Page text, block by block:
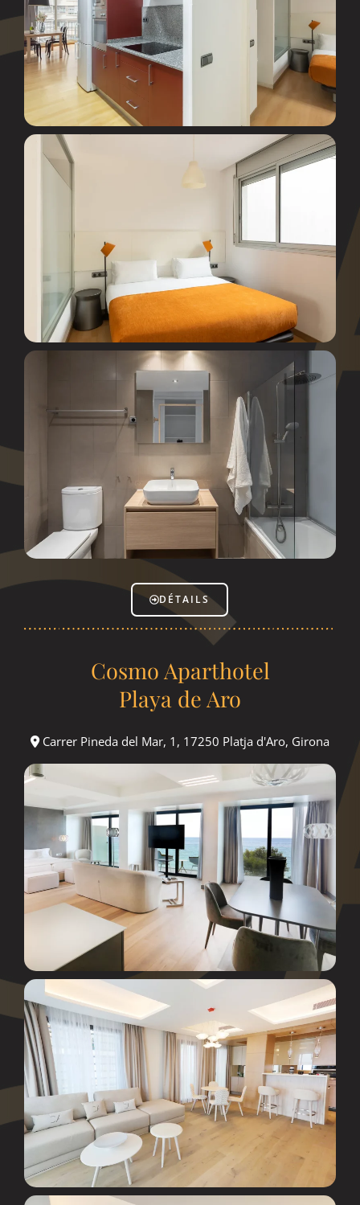
DÉTAILS
Cosmo Aparthotel
Playa de Aro
Carrer Pineda del Mar, 1, 17250 Platja d'Aro, Girona